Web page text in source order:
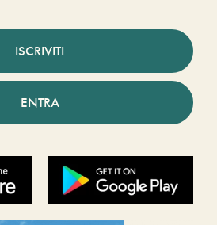
ISCRIVITI
ENTRA